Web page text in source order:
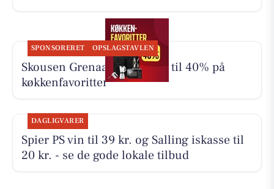
SPONSORERET OPSLAGSTAVLEN
Skousen Grenaa tilbyder op til 40% på
køkkenfavoritter
DAGLIGVARER
Spier PS vin til 39 kr. og Salling iskasse til
20 kr. - se de gode lokale tilbud